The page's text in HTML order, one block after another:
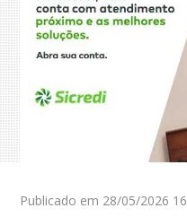
Publicado em 28/05/2026